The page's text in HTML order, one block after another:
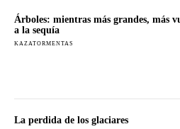
Árboles: mientras más grandes, más
a la sequía
KAZATORMENTAS
La perdida de los glaciares